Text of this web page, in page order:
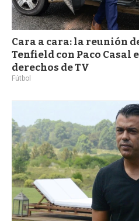
Cara a cara: la reunión
Tenfield con Paco Casal
derechos de TV
Fútbol